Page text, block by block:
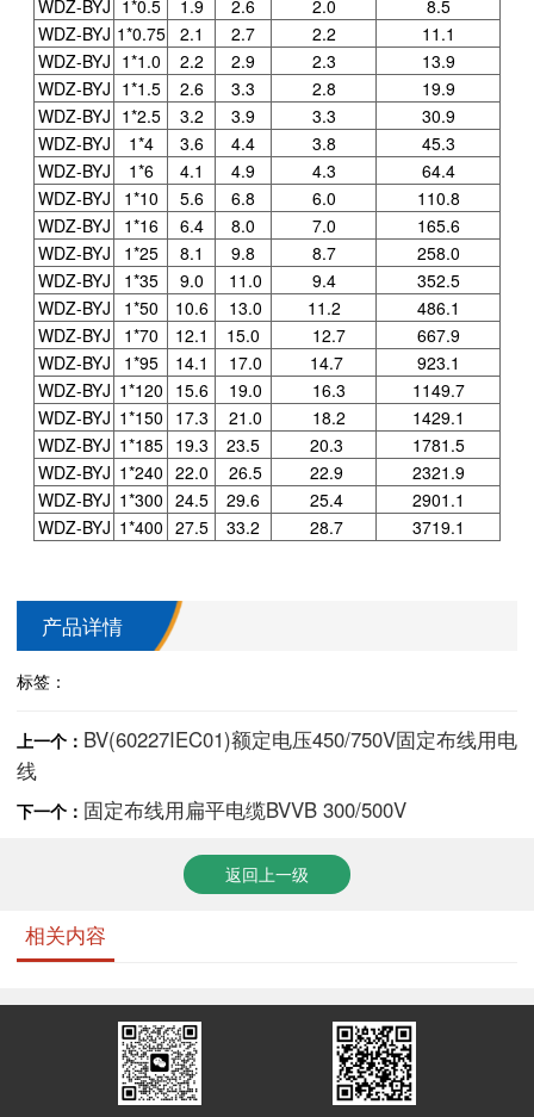
WDZ-BYJ 1*0.5 1.9 2.6 2.0
8.5
WDZ-BYJ 1*0.75 2.1 2.7 2.2
11.1
WDZ-BYJ 1*1.0 2.2 2.9 2.3
13.9
WDZ-BYJ 1*1.5 2.6 3.3 2.8
19.9
WDZ-BYJ 1*2.5 3.2 3.9 3.3
30.9
WDZ-BYJ
1*4 3.6 4.4 3.8
45.3
WDZ-BYJ
1*6 4.1 4.9 4.3
64.4
WDZ-BYJ
1*10 5.6 6.8 6.0
110.8
WDZ-BYJ
1*16 6.4 8.0 7.0
165.6
WDZ-BYJ
1*25 8.1 9.8 8.7
258.0
WDZ-BYJ
1*35 9.0 11.0 9.4
352.5
WDZ-BYJ
1*50 10.6 13.0 11.2
486.1
WDZ-BYJ
1*70 12.1 15.0 12.7
667.9
WDZ-BYJ
1*95 14.1 17.0 14.7
923.1
WDZ-BYJ 1*120 15.6 19.0 16.3
1149.7
WDZ-BYJ 1*150 17.3 21.0 18.2
1429.1
WDZ-BYJ 1*185 19.3 23.5 20.3
1781.5
WDZ-BYJ 1*240 22.0 26.5 22.9
2321.9
WDZ-BYJ 1*300 24.5 29.6 25.4
2901.1
WDZ-BYJ 1*400 27.5 33.2 28.7 3719.1
产品详情
标签：
上一个： BV(60227IEC01)额定电压450/750V固定布线用电
线
下一个： 固定布线用扁平电缆BVVB 300/500V
返回上一级
相关内容